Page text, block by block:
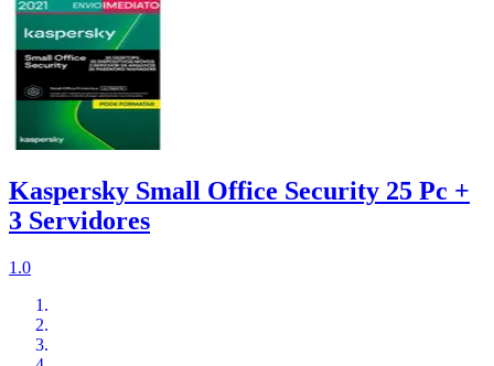
Kaspersky Small Office Security 25 Pc +
3 Servidores
1.0